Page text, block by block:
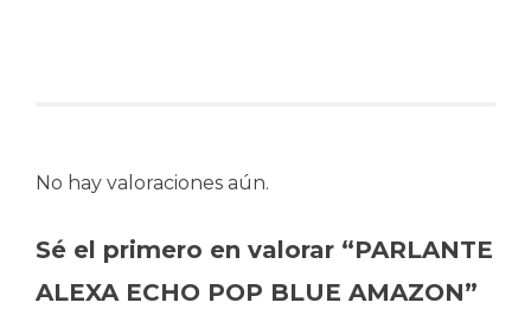
No hay valoraciones aún.
Sé el primero en valorar “PARLANTE
ALEXA ECHO POP BLUE AMAZON”